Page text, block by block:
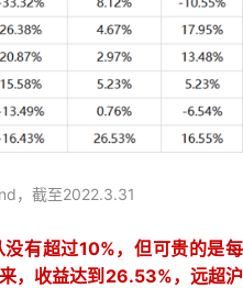
，截至2022.3.31
有超过10%，但可贵的是每
，收益达到26.53%，远超沪